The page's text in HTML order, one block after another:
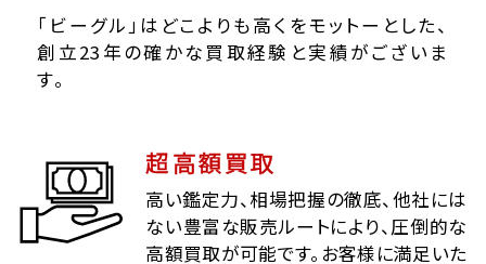
「ビーグル」はどこよりも高くをモットーとした、
創立23年の確かな買取経験と実績がございま
す。
超高額買取
高い鑑定力、相場把握の徹底、他社には
ない豊富な販売ルートにより、圧倒的な
高額買取が可能です。お客様に満足いた